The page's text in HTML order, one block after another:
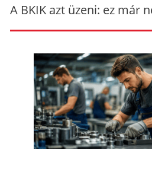
A BKIK azt üzeni: ez már